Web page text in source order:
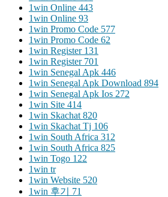
1win Online 443
1win Online 93
1win Promo Code 577
1win Promo Code 62
1win Register 131
1win Register 701
1win Senegal Apk 446
1win Senegal Apk Download 894
1win Senegal Apk Ios 272
1win Site 414
1win Skachat 820
1win Skachat Tj 106
1win South Africa 312
1win South Africa 825
1win Togo 122
1win tr
1win Website 520
1win 후기 71